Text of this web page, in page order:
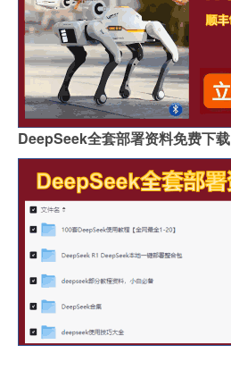
DeepSeek全套部署资料免费下载